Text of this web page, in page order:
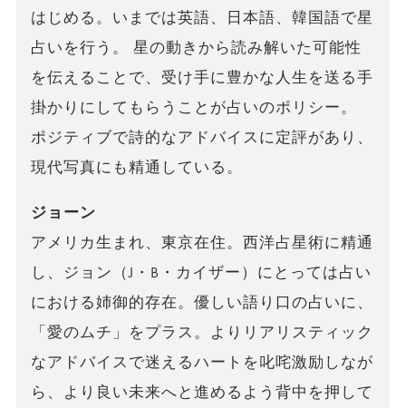
はじめる。いまでは英語、日本語、韓国語で星
占いを行う。 星の動きから読み解いた可能性
を伝えることで、受け手に豊かな人生を送る手
掛かりにしてもらうことが占いのポリシー。
ポジティブで詩的なアドバイスに定評があり、
現代写真にも精通している。
ジョーン
アメリカ生まれ、東京在住。西洋占星術に精通
し、ジョン（J・B・カイザー）にとっては占い
における姉御的存在。優しい語り口の占いに、
「愛のムチ」をプラス。よりリアリスティック
なアドバイスで迷えるハートを叱咤激励しなが
ら、より良い未来へと進めるよう背中を押して